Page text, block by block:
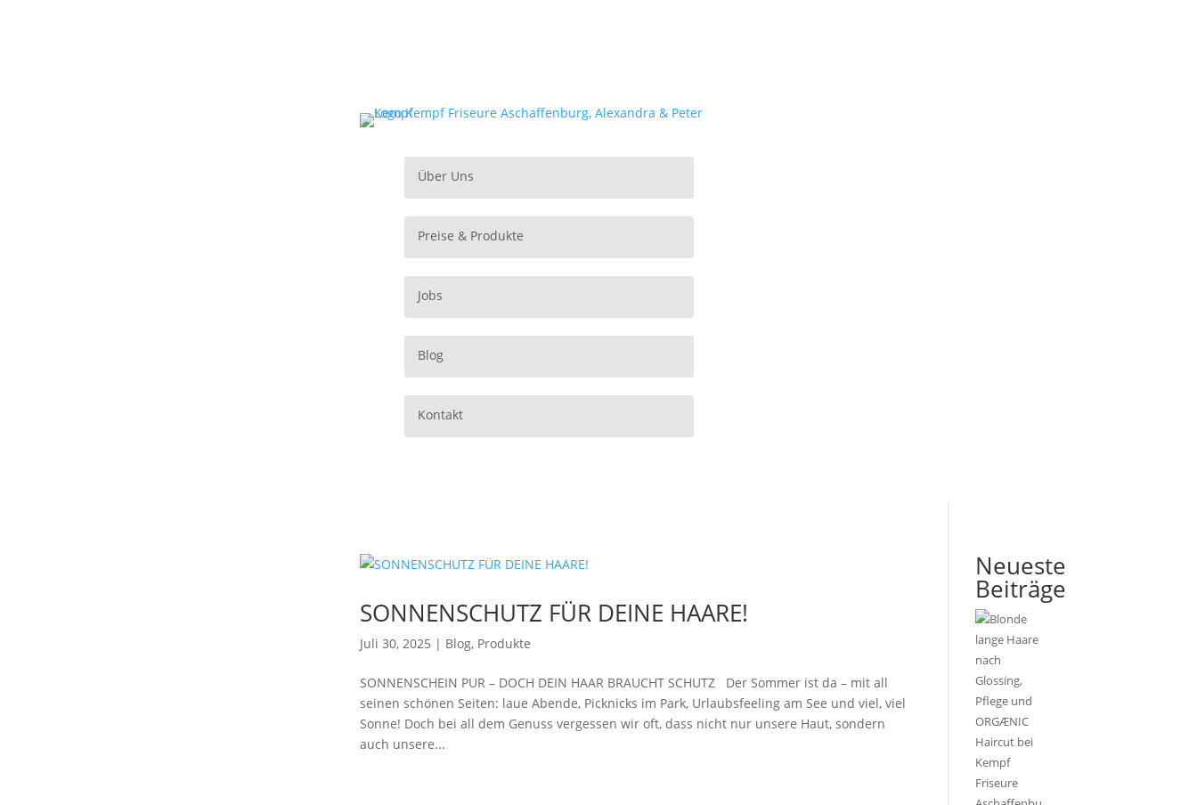
Über Uns
Preise & Produkte
Jobs
Blog
Kontakt
SONNENSCHUTZ FÜR DEINE HAARE!
Juli 30, 2025 | Blog, Produkte
SONNENSCHEIN PUR – DOCH DEIN HAAR BRAUCHT SCHUTZ Der Sommer ist da – mit all
seinen schönen Seiten: laue Abende, Picknicks im Park, Urlaubsfeeling am See und viel, viel
Sonne! Doch bei all dem Genuss vergessen wir oft, dass nicht nur unsere Haut, sondern
auch unsere...
Neueste
Beiträge